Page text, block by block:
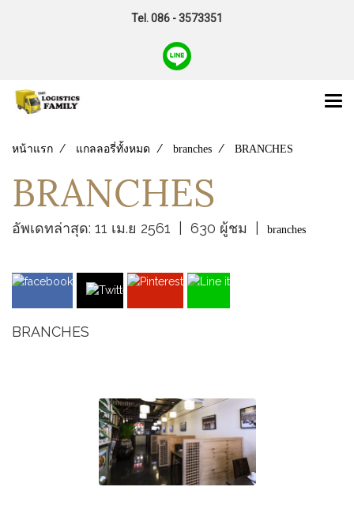
Tel. 086 - 3573351
หน้าแรก แกลลอรี่ทั้งหมด branches BRANCHES
BRANCHES
อัพเดทล่าสุด: 11 เม.ย 2561 630 ผู้ชม branches
BRANCHES